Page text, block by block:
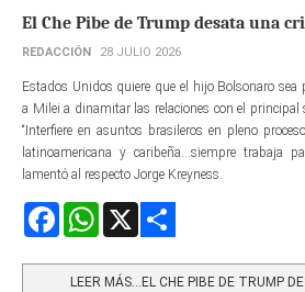
El Che Pibe de Trump desata una
REDACCIÓN 28 JULIO 2026
Estados Unidos quiere que el hijo Bolsonaro sea
a Milei a dinamitar las relaciones con el principal
“Interfiere en asuntos brasileros en pleno
latinoamericana y caribeña...siempre trabaja
lamentó al respecto Jorge Kreyness.
FacebookWhatsApp
LEER MÁS…EL CHE PIBE DE TRUMP